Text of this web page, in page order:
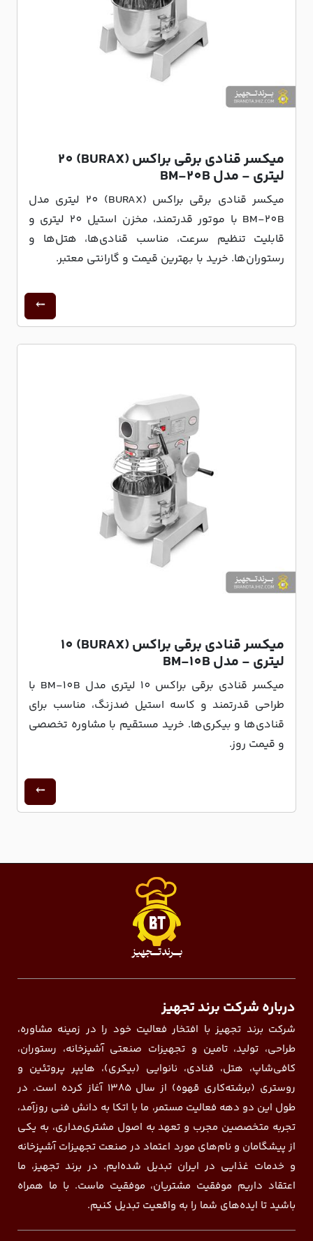
میکسر قنادی برقی براکس (BURAX) 20
لیتری - مدل BM-20B
میکسر قنادی برقی براکس (BURAX) 20 لیتری مدل
BM-20B با موتور قدرتمند، مخزن استیل 20 لیتری و
قابلیت تنظیم سرعت، مناسب قنادی‌ها، هتل‌ها و
رستوران‌ها. خرید با بهترین قیمت و گارانتی معتبر.
میکسر قنادی برقی براکس (BURAX) 10
لیتری - مدل BM-10B
میکسر قنادی برقی براکس 10 لیتری مدل BM-10B با
طراحی قدرتمند و کاسه استیل ضدزنگ، مناسب برای
قنادی‌ها و بیکری‌ها. خرید مستقیم با مشاوره تخصصی
و قیمت روز.
درباره شرکت برند تجهیز
شرکت برند تجهیز با افتخار فعالیت خود را در زمینه مشاوره،
طراحی، تولید، تامین و تجهیزات صنعتی آشپزخانه، رستوران،
کافی‌شاپ، هتل، قنادی، نانوایی (بیکری)، هایپر پروتئین و
روستری (برشته‌کاری قهوه) از سال ۱۳۸۵ آغاز کرده است. در
طول این دو دهه فعالیت مستمر، ما با اتکا به دانش فنی روزآمد،
تجربه متخصصین مجرب و تعهد به اصول مشتری‌مداری، به یکی
از پیشگامان و نام‌های مورد اعتماد در صنعت تجهیزات آشپزخانه
و خدمات غذایی در ایران تبدیل شده‌ایم. در برند تجهیز، ما
اعتقاد داریم موفقیت مشتریان، موفقیت ماست. با ما همراه
باشید تا ایده‌های شما را به واقعیت تبدیل کنیم.